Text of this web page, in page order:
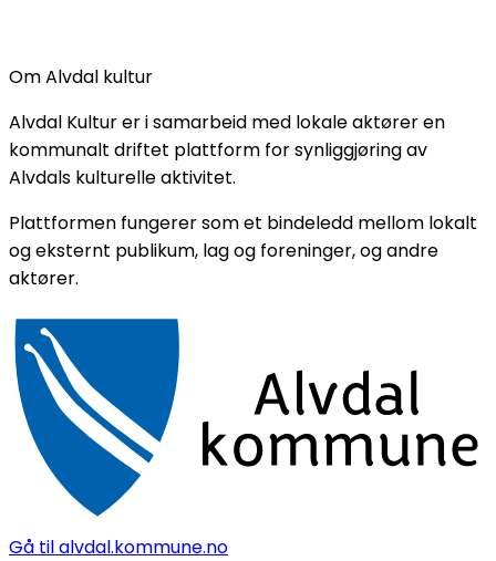
Om Alvdal kultur
Alvdal Kultur er i samarbeid med lokale aktører en
kommunalt driftet plattform for synliggjøring av
Alvdals kulturelle aktivitet.
Plattformen fungerer som et bindeledd mellom lokalt
og eksternt publikum, lag og foreninger, og andre
aktører.
Gå til alvdal.kommune.no